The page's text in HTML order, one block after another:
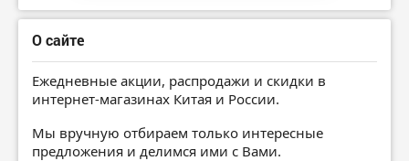
О сайте
Ежедневные акции, распродажи и скидки в
интернет-магазинах Китая и России.
Мы вручную отбираем только интересные
предложения и делимся ими с Вами.